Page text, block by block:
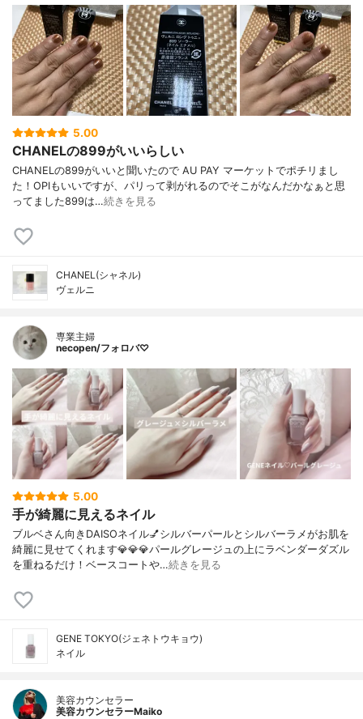
5.00
CHANELの899がいいらしい
CHANELの899がいいと聞いたので AU PAY マーケットでポチリまし
た！OPIもいいですが、パリって剥がれるのでそこがなんだかなぁと思
ってました899は…続きを見る
CHANEL(シャネル)
ヴェルニ
専業主婦
necopen/フォロバ♡
5.00
手が綺麗に見えるネイル
ブルベさん向きDAISOネイル💅シルバーパールとシルバーラメがお肌を
綺麗に見せてくれます💎💎💎パールグレージュの上にラベンダーダズル
を重ねるだけ！ベースコートや…続きを見る
GENE TOKYO(ジェネトウキョウ)
ネイル
美容カウンセラー
美容カウンセラーMaiko